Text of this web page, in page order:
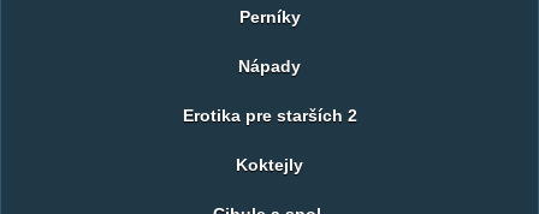
Perníky
Nápady
Erotika pre starších 2
Koktejly